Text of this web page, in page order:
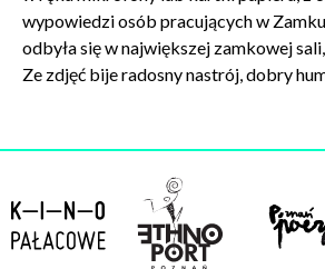
wypowiedzi osób pracujących w
odbyła się w największej zamkowej
Ze zdjęć bije radosny nastrój, dobry